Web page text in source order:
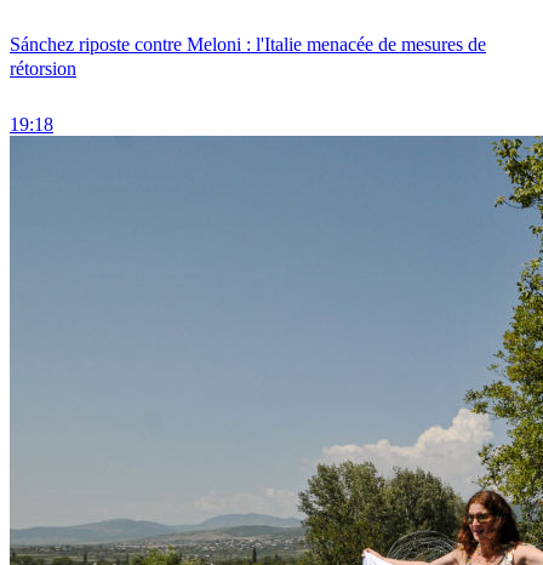
Sánchez riposte contre Meloni : l'Italie menacée de mesures de
rétorsion
19:18